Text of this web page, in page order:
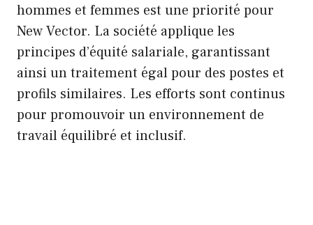
hommes et femmes est une priorité pour
New Vector. La société applique les
principes d’équité salariale, garantissant
ainsi un traitement égal pour des postes et
profils similaires. Les efforts sont continus
pour promouvoir un environnement de
travail équilibré et inclusif.